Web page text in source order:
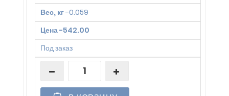
Вес, кг-0.059
Цена-542.00
Под заказ